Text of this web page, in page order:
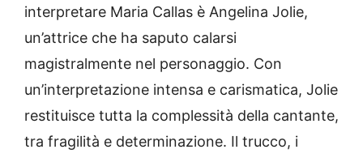
interpretare Maria Callas è Angelina Jolie,
un’attrice che ha saputo calarsi
magistralmente nel personaggio. Con
un’interpretazione intensa e carismatica, Jolie
restituisce tutta la complessità della cantante,
tra fragilità e determinazione. Il trucco, i